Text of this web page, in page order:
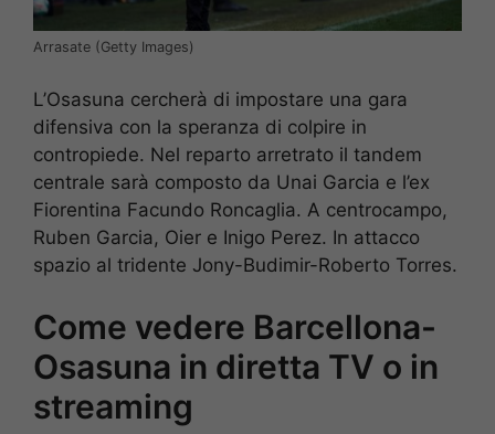
Arrasate (Getty Images)
L’Osasuna cercherà di impostare una gara
difensiva con la speranza di colpire in
contropiede. Nel reparto arretrato il tandem
centrale sarà composto da Unai Garcia e l’ex
Fiorentina Facundo Roncaglia. A centrocampo,
Ruben Garcia, Oier e Inigo Perez. In attacco
spazio al tridente Jony-Budimir-Roberto Torres.
Come vedere Barcellona-
Osasuna in diretta TV o in
streaming